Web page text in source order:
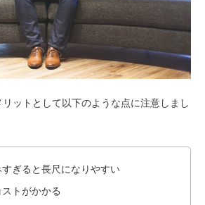
ットとして以下のような点に注意しまし
ぎると長尺になりやすい
トがかかる